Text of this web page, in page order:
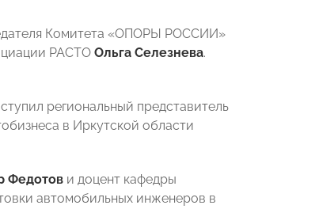
Комитета «ОПОРЫ РОССИИ»
РАСТО Ольга Селезнева.
региональный представитель
в Иркутской области
Федотов и доцент кафедры
автомобильных инженеров в